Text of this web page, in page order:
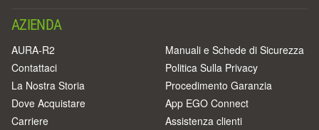
AZIENDA
AURA-R2
Contattaci
La Nostra Storia
Dove Acquistare
Carriere
Manuali e Schede di Sicurezza
Politica Sulla Privacy
Procedimento Garanzia
App EGO Connect
Assistenza clienti